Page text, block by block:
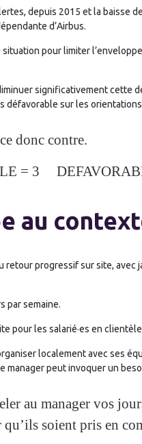
depuis 2015 et la baisse
d’Airbus.
pour limiter
significativement cette
défavorable sur les
donc contre.
= 3
au
retour progressif sur site, avec
par semaine.
pour les salarié·es en
localement avec ses
manager peut invoquer un
au manager vos
soient pris en